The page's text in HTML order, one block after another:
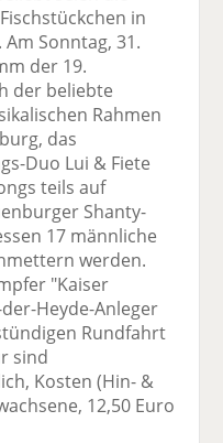
in
Sonntag, 31.
der 19.
der beliebte
Rahmen
das
Duo Lui & Fiete
teils auf
Shanty-
17 männliche
werden.
"Kaiser
Heyde-Anleger
Rundfahrt
sind
Kosten (Hin- &
12,50 Euro